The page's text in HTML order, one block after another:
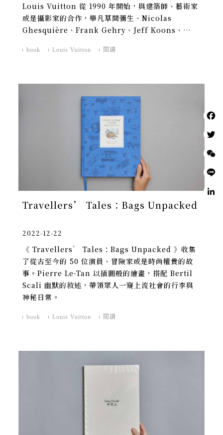
Louis Vuitton 從 1990 年開始，與建築師、藝術家
或是攝影家的合作，舉凡草間彌生、Nicolas
Ghesquière、Frank Gehry、Jeff Koons、
book Louis Vuitton 閱讀
Travellers’ Tales：Bags Unpacked
2022-12-22
《 Travellers’ Tales：Bags Unpacked 》收集
了從古至今的 50 位演員、冒險家或是時尚權貴的故
事。Pierre Le-Tan 以插圖般的繪畫，搭配 Bertil
Scali 幽默的敘述，帶領眾人一窺上流社會的行李與
神秘日常。
book Louis Vuitton 閱讀